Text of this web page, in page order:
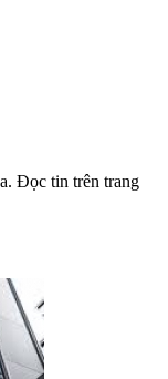
Đọc tin trên trang